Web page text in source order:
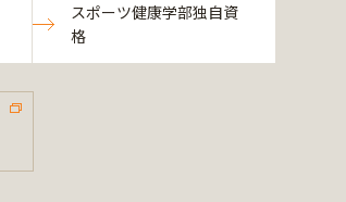
スポーツ健康学部独自資
格